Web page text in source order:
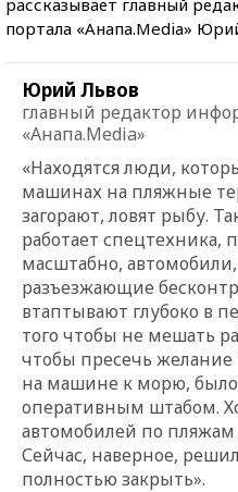
портала «Анапа.Media»
Юрий Львов
главный редактор
«Анапа.Media»
«Находятся люди,
машинах на пляжные
загорают, ловят рыбу.
работает спецтехника,
масштабно,
разъезжающие
втаптывают глубоко в
того чтобы не мешать
чтобы пресечь желание
на машине к морю,
оперативным штабом.
автомобилей по пляжам
Сейчас, наверное,
полностью закрыть».